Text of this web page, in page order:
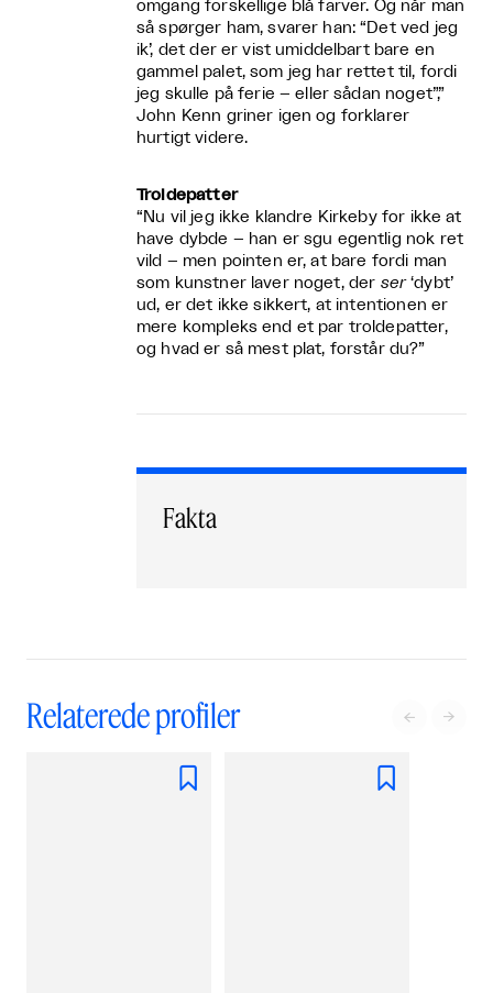
omgang forskellige blå farver. Og når man
så spørger ham, svarer han: “Det ved jeg
ik’, det der er vist umiddelbart bare en
gammel palet, som jeg har rettet til, fordi
jeg skulle på ferie – eller sådan noget”,”
John Kenn griner igen og forklarer
hurtigt videre.
Troldepatter
“Nu vil jeg ikke klandre Kirkeby for ikke at
have dybde – han er sgu egentlig nok ret
vild – men pointen er, at bare fordi man
som kunstner laver noget, der ser‘dybt’
ud, er det ikke sikkert, at intentionen er
mere kompleks end et par troldepatter,
og hvad er så mest plat, forstår du?”
Fakta
Relaterede profiler  
 